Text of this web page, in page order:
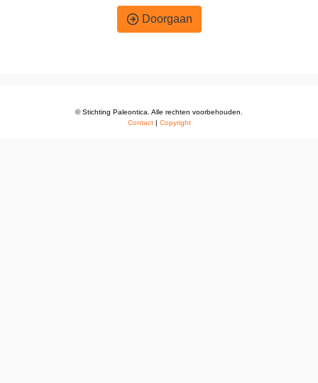
Doorgaan
© Stichting Paleontica. Alle rechten voorbehouden.
Contact| Copyright